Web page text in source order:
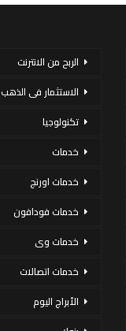
الربح من الانترنت
الاستثمار فى الذهب
تكنولوجيا
خدمات
خدمات اورنج
خدمات فودافون
خدمات وى
خدمات اتصالات
الأبراج اليوم